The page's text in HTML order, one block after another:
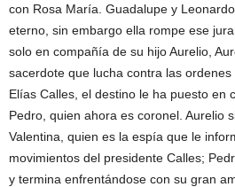
con Rosa María. Guadalupe y
eterno, sin embargo ella rompe ese
solo en compañía de su hijo Aurelio,
sacerdote que lucha contra las
Elías Calles, el destino le ha puesto en
Pedro, quien ahora es coronel. Aurelio
Valentina, quien es la espía que le
movimientos del presidente Calles;
y termina enfrentándose con su gran